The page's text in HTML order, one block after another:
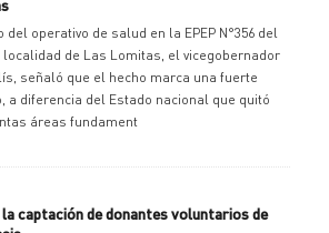
operativo de salud en la EPEP N°356 del
de Las Lomitas, el vicegobernador
señaló que el hecho marca una fuerte
a diferencia del Estado nacional que quitó
áreas fundament
captación de donantes voluntarios de